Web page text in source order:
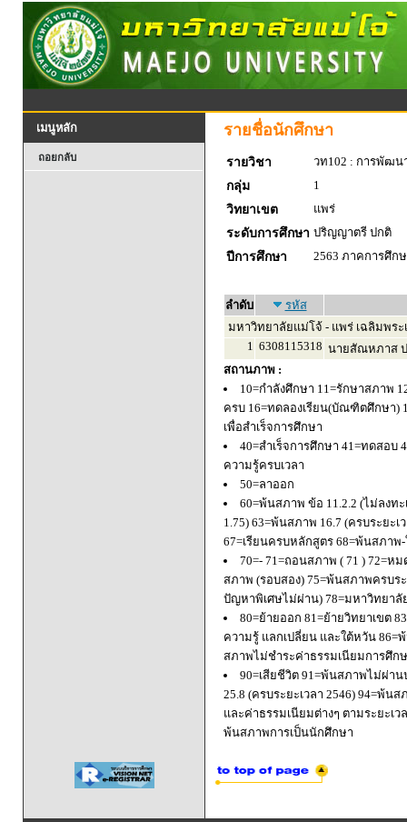
เมนูหลัก
ถอยกลับ
รายชื่อนักศึกษา
รายวิชา
วท102 : การพัฒน
กลุ่ม
1
วิทยาเขต
แพร่
ระดับการศึกษา ปริญญาตรี ปกติ
ปีการศึกษา
2563 ภาคการศึก
ลำดับ
รหัส
มหาวิทยาลัยแม่โจ้ - แพร่ เฉลิมพระ
1 6308115318 นายสัณหภาส
สถานภาพ :
10=กำลังศึกษา 11=รักษาสภาพ
ครบ 16=ทดลองเรียน(บัณฑิตศึกษา)
เพื่อสำเร็จการศึกษา
40=สำเร็จการศึกษา 41=ทดสอบ
ความรู้ครบเวลา
50=ลาออก
60=พ้นสภาพ ข้อ 11.2.2 (ไม่ลงท
1.75) 63=พ้นสภาพ 16.7 (ครบระยะ
67=เรียนครบหลักสูตร 68=พ้นสภา
70=- 71=ถอนสภาพ ( 71 ) 72=
สภาพ (รอบสอง) 75=พ้นสภาพครบ
ปัญหาพิเศษไม่ผ่าน) 78=มหาวิทยา
80=ย้ายออก 81=ย้ายวิทยาเขต
ความรู้ แลกเปลี่ยน และใต้หวัน
สภาพไม่ชำระค่าธรรมเนียมการศึก
90=เสียชีวิต 91=พ้นสภาพไม่ผ่า
25.8 (ครบระยะเวลา 2546) 94=พ้
และค่าธรรมเนียมต่างๆ ตามระยะเ
พ้นสภาพการเป็นนักศึกษา